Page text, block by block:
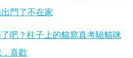
門了不在家
吧？柱子上的貓窩真考驗貓咪
喜歡